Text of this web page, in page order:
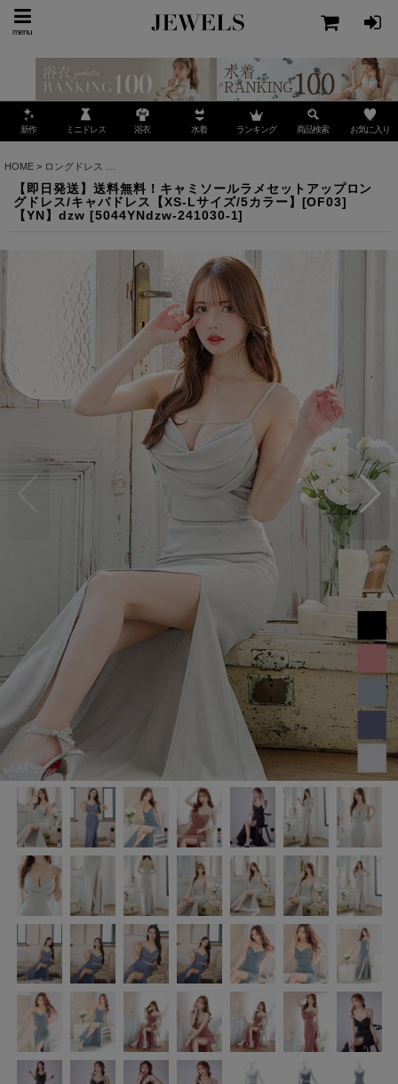
menu
新作 ミニドレス 浴衣 水着 ランキング 商品検索 お気に入り
HOME > ロングドレス
【即日発送】送料無料！キャミソールラメセットアップロン
グドレス/キャバドレス【XS-Lサイズ/5カラー】[OF03]
【YN】dzw [5044YNdzw-241030-1]